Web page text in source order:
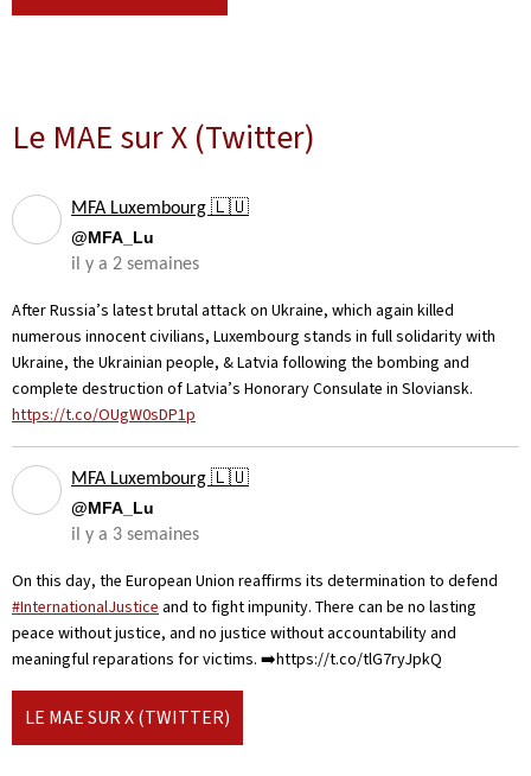
Le MAE sur X (Twitter)
MFA Luxembourg 🇱🇺
@MFA_Lu
il y a 2 semaines
After Russia’s latest brutal attack on Ukraine, which again killed
numerous innocent civilians, Luxembourg stands in full solidarity with
Ukraine, the Ukrainian people, & Latvia following the bombing and
complete destruction of Latvia’s Honorary Consulate in Sloviansk.
https://t.co/OUgW0sDP1p
MFA Luxembourg 🇱🇺
@MFA_Lu
il y a 3 semaines
On this day, the European Union reaffirms its determination to defend
#InternationalJustice and to fight impunity. There can be no lasting
peace without justice, and no justice without accountability and
meaningful reparations for victims. ➡️https://t.co/tlG7ryJpkQ
LE MAE SUR X (TWITTER)